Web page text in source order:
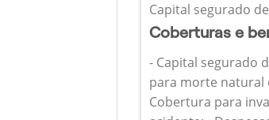
Capital segurado
Coberturas e
- Capital segurado
para morte natural
Cobertura para